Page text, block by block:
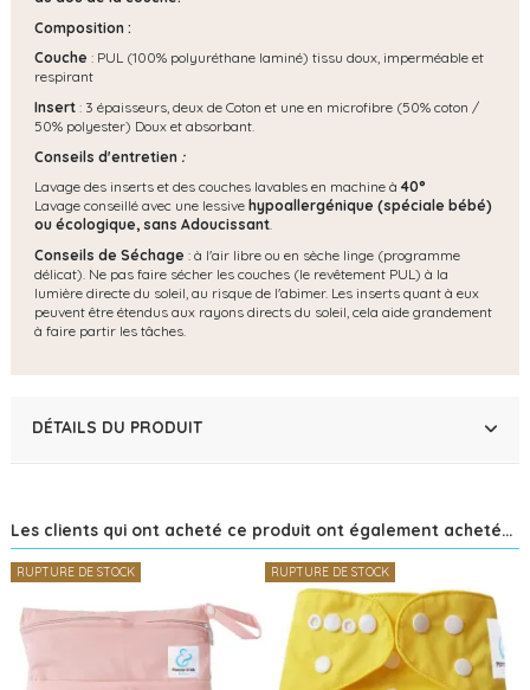
Composition :
Couche : PUL (100% polyuréthane laminé) tissu doux, imperméable et
respirant
Insert : 3 épaisseurs, deux de Coton et une en microfibre (50% coton /
50% polyester) Doux et absorbant.
Conseils d'entretien :
Lavage des inserts et des couches lavables en machine à 40°
Lavage conseillé avec une lessive hypoallergénique (spéciale bébé)
ou écologique, sans Adoucissant.
Conseils de Séchage : à l'air libre ou en sèche linge (programme
délicat). Ne pas faire sécher les couches (le revêtement PUL) à la
lumière directe du soleil, au risque de l'abimer. Les inserts quant à eux
peuvent être étendus aux rayons directs du soleil, cela aide grandement
à faire partir les tâches.
DÉTAILS DU PRODUIT
Les clients qui ont acheté ce produit ont également acheté...
RUPTURE DE STOCK RUPTURE DE STOCK